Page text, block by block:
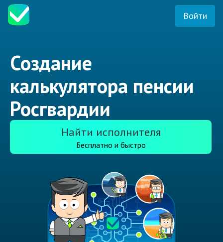
Войти
Создание
калькулятора пенсии
Росгвардии
Найти исполнителя
Бесплатно и быстро